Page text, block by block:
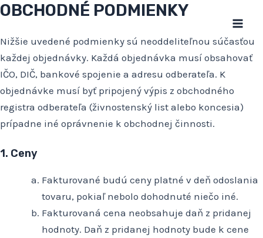
Preskočiť
obsah
OBCHODNÉ PODMIENKY
Nižšie uvedené podmienky sú neoddeliteľnou súčasťou
každej objednávky. Každá objednávka musí obsahovať
IČO, DIČ, bankové spojenie a adresu odberateľa. K
objednávke musí byť pripojený výpis z obchodného
registra odberateľa (živnostenský list alebo koncesia)
prípadne iné oprávnenie k obchodnej činnosti.
1. Ceny
Fakturované budú ceny platné v deň odoslania
tovaru, pokiaľ nebolo dohodnuté niečo iné.
Fakturovaná cena neobsahuje daň z pridanej
hodnoty. Daň z pridanej hodnoty bude k cene